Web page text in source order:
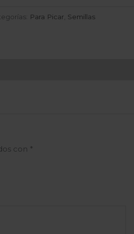
Para Picar Semillas
con *